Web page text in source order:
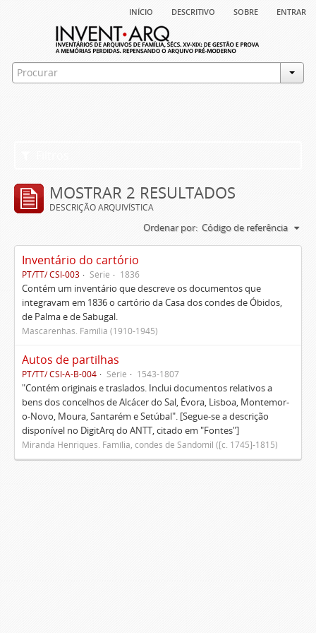
início descritivo sobre entrar
MOSTRAR 2 RESULTADOS
DESCRIÇÃO ARQUIVÍSTICA
Ordenar por: Código de referência
Inventário do cartório
PT/TT/ CSI-003 Série 1836
Contém um inventário que descreve os documentos que
integravam em 1836 o cartório da Casa dos condes de Óbidos,
de Palma e de Sabugal.
Mascarenhas. Família (1910-1945)
Autos de partilhas
PT/TT/ CSI-A-B-004 Série 1543-1807
"Contém originais e traslados. Inclui documentos relativos a
bens dos concelhos de Alcácer do Sal, Évora, Lisboa, Montemor-
o-Novo, Moura, Santarém e Setúbal". [Segue-se a descrição
disponível no DigitArq do ANTT, citado em "Fontes"]
Miranda Henriques. Família, condes de Sandomil ([c. 1745]-1815)